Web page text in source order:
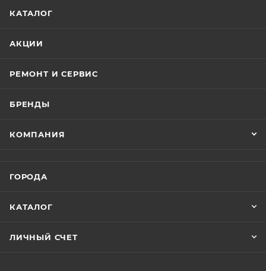
КАТАЛОГ
АКЦИИ
РЕМОНТ И СЕРВИС
БРЕНДЫ
КОМПАНИЯ
ГОРОДА
КАТАЛОГ
ЛИЧНЫЙ СЧЕТ